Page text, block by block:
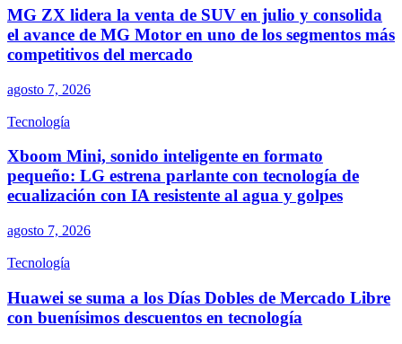
MG ZX lidera la venta de SUV en julio y consolida
el avance de MG Motor en uno de los segmentos más
competitivos del mercado
agosto 7, 2026
Tecnología
Xboom Mini, sonido inteligente en formato
pequeño: LG estrena parlante con tecnología de
ecualización con IA resistente al agua y golpes
agosto 7, 2026
Tecnología
Huawei se suma a los Días Dobles de Mercado Libre
con buenísimos descuentos en tecnología